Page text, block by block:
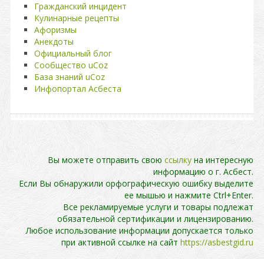
Гражданский инцидент
Кулинарные рецепты
Афоризмы
Анекдоты
Официальный блог
Сообщество uCoz
База знаний uCoz
Инфопортал Асбеста
Вы можете отправить свою ссылку на интересную
информацию о г. Асбест.
Если Вы обнаружили орфографическую ошибку выделите
ее мышью и нажмите Ctrl+Enter.
Все рекламируемые услуги и товары подлежат
обязательной сертификации и лицензированию.
Любое использование информации допускается только
при активной ссылке на сайт https://asbestgid.ru